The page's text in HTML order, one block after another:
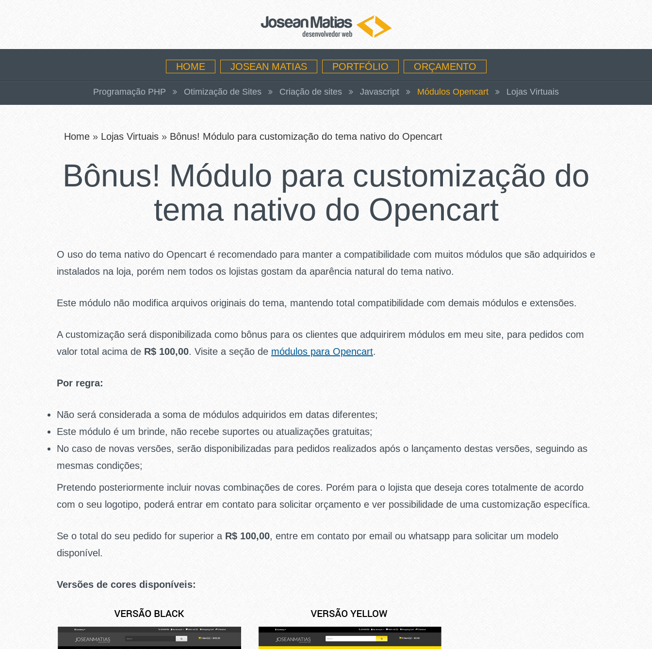
HOME JOSEAN MATIAS PORTFÓLIO ORÇAMENTO
Programação PHP Otimização de Sites Criação de sites Javascript Módulos Opencart Lojas Virtuais
Home » Lojas Virtuais » Bônus! Módulo para customização do tema nativo do Opencart
Bônus! Módulo para customização do
tema nativo do Opencart
O uso do tema nativo do Opencart é recomendado para manter a compatibilidade com muitos módulos que são adquiridos e
instalados na loja, porém nem todos os lojistas gostam da aparência natural do tema nativo.
Este módulo não modifica arquivos originais do tema, mantendo total compatibilidade com demais módulos e extensões.
A customização será disponibilizada como bônus para os clientes que adquirirem módulos em meu site, para pedidos com
valor total acima de R$ 100,00. Visite a seção de módulos para Opencart.
Por regra:
Não será considerada a soma de módulos adquiridos em datas diferentes;
Este módulo é um brinde, não recebe suportes ou atualizações gratuitas;
No caso de novas versões, serão disponibilizadas para pedidos realizados após o lançamento destas versões, seguindo as
mesmas condições;
Pretendo posteriormente incluir novas combinações de cores. Porém para o lojista que deseja cores totalmente de acordo
com o seu logotipo, poderá entrar em contato para solicitar orçamento e ver possibilidade de uma customização específica.
Se o total do seu pedido for superior a R$ 100,00, entre em contato por email ou whatsapp para solicitar um modelo
disponível.
Versões de cores disponíveis: